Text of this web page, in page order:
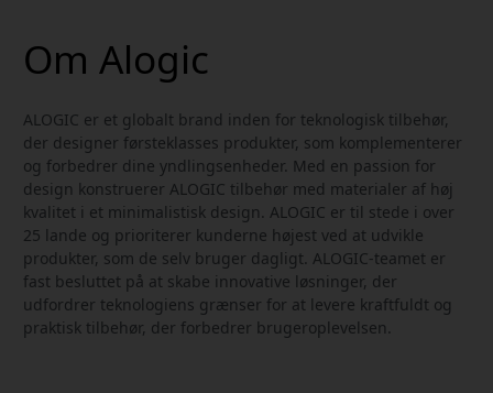
Om Alogic
ALOGIC er et globalt brand inden for teknologisk tilbehør,
der designer førsteklasses produkter, som komplementerer
og forbedrer dine yndlingsenheder. Med en passion for
design konstruerer ALOGIC tilbehør med materialer af høj
kvalitet i et minimalistisk design. ALOGIC er til stede i over
25 lande og prioriterer kunderne højest ved at udvikle
produkter, som de selv bruger dagligt. ALOGIC-teamet er
fast besluttet på at skabe innovative løsninger, der
udfordrer teknologiens grænser for at levere kraftfuldt og
praktisk tilbehør, der forbedrer brugeroplevelsen.